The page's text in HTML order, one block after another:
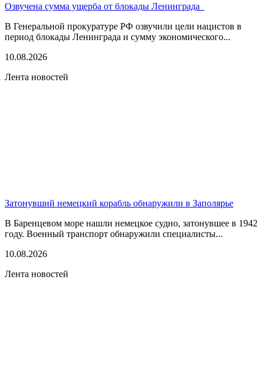
Озвучена сумма ущерба от блокады Ленинграда
В Генеральной прокуратуре РФ озвучили цели нацистов в
период блокады Ленинграда и сумму экономического...
10.08.2026
Лента новостей
Затонувший немецкий корабль обнаружили в Заполярье
В Баренцевом море нашли немецкое судно, затонувшее в 1942
году. Военный транспорт обнаружили специалисты...
10.08.2026
Лента новостей